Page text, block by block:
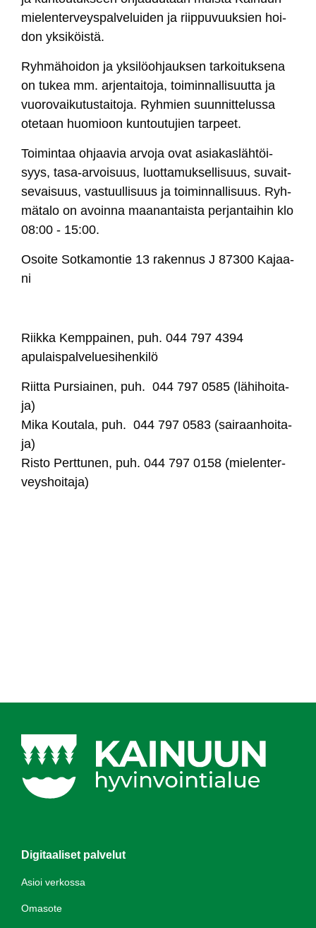
mie­len­ter­veys­pal­ve­lui­den ja riip­pu­vuuk­sien hoi­
don yk­si­köis­tä.
Ryh­mä­hoi­don ja yk­si­löoh­jauk­sen tar­koi­tuk­se­na
on tu­kea mm. ar­jen­tai­to­ja, toi­min­nal­li­suut­ta ja
vuo­ro­vai­ku­tus­tai­to­ja. Ryh­mien suun­nit­te­lus­sa
ote­taan huo­mioon kun­tou­tu­jien tar­peet.
Toi­min­taa oh­jaa­via ar­vo­ja ovat asia­kas­läh­töi­
syys, ta­sa-ar­voi­suus, luot­ta­muk­sel­li­suus, su­vait­
se­vai­suus, vas­tuul­li­suus ja toi­min­nal­li­suus. Ryh­
mä­ta­lo on avoin­na maa­nan­tais­ta per­jan­tai­hin klo
08:00 - 15:00.
Osoi­te Sot­ka­mon­tie 13 ra­ken­nus J 87300 Ka­jaa­
ni
Riik­ka Kemp­pai­nen, puh. 044 797 4394
apu­lais­pal­ve­lue­si­hen­ki­lö
Riit­ta Pur­siai­nen, puh. 044 797 0585 (lä­hi­hoi­ta­
ja)
Mi­ka Kou­ta­la, puh. 044 797 0583 (sai­raan­hoi­ta­
ja)
Ris­to Pert­tu­nen, puh. 044 797 0158 (mie­len­ter­
veys­hoi­ta­ja)
Digitaaliset palvelut
Asioi verkossa
Omasote